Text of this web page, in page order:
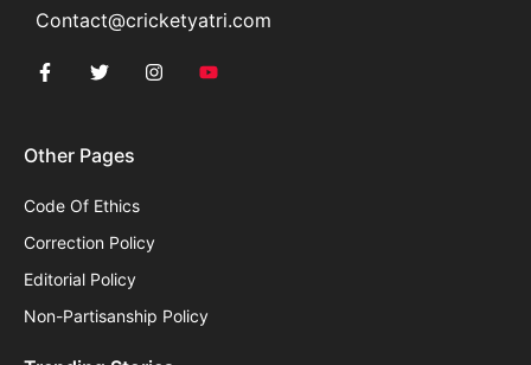
Contact@cricketyatri.com
Other Pages
Code Of Ethics
Correction Policy
Editorial Policy
Non-Partisanship Policy